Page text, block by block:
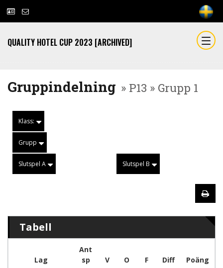
QUALITY HOTEL CUP 2023 [ARCHIVED]
Gruppindelning » P13 » Grupp 1
Klass:
Grupp
Slutspel A Slutspel B
Tabell
Lag
Ant
sp
V O F Diff Poäng